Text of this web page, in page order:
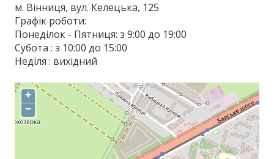
м. Вінниця, вул. Келецька, 125
Графік роботи:
Понеділок - Пятниця: з 9:00 до 19:00
Субота : з 10:00 до 15:00
Неділя : вихідний
+
−